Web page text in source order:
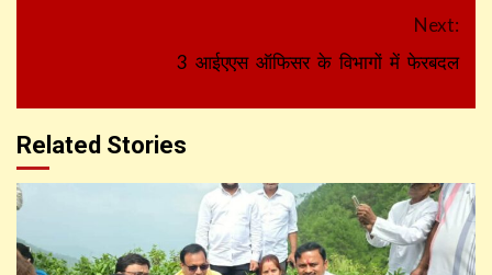
Next:
3 आईएएस ऑफिसर के विभागों में फेरबदल
Related Stories